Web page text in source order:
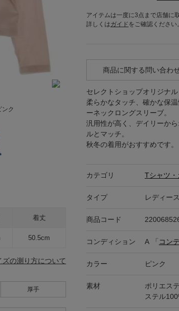
ンク
着丈
50.5cm
ズの測り方について
厚手
アイテムは一度に3点まで店舗に
詳しくはガイド をご確認ください。
商品に関する問い合わ
セレクトショップオリジナル
柔らかなタッチ、確かな保
ーネックロングスリーブ。
汎用性が高く、デイリーか
ルとマッチ。
秋冬の着用がおすすめです。
カテゴリ Tシャツ
タイプ レディース
商品コード
コンディション A 「 コン
カラー ピンク
素材
ポリエス
ステル